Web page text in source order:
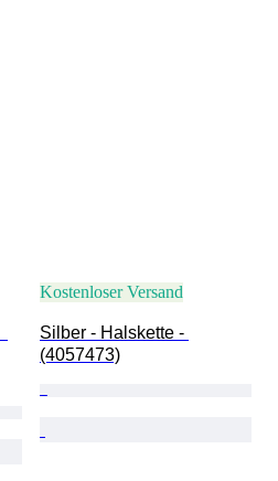
Kostenloser Versand
Silber - Halskette -
(4057473)